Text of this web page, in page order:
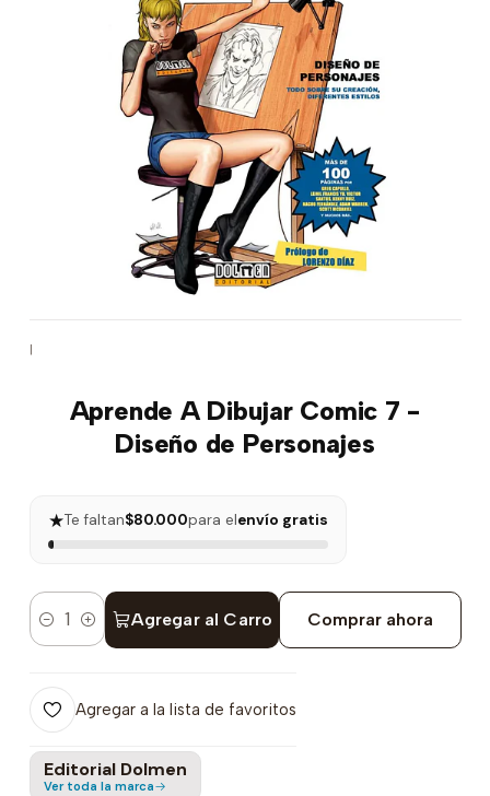
Juguetería
Nuestras Marcas
|
Aprende A Dibujar Comic 7 -
Diseño de Personajes
★Te faltan$80.000para elenvío gratis
Cantidad Agregar al Carro Comprar ahora
Agregar a la lista de favoritos
Editorial Dolmen
Ver toda la marca